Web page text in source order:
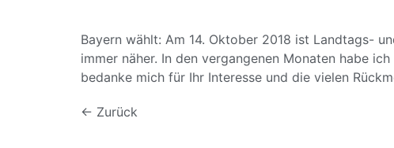
Bayern wählt: Am 14. Oktober 2018 ist Landtags-
immer näher. In den vergangenen Monaten habe
bedanke mich für Ihr Interesse und die vielen
← Zurück